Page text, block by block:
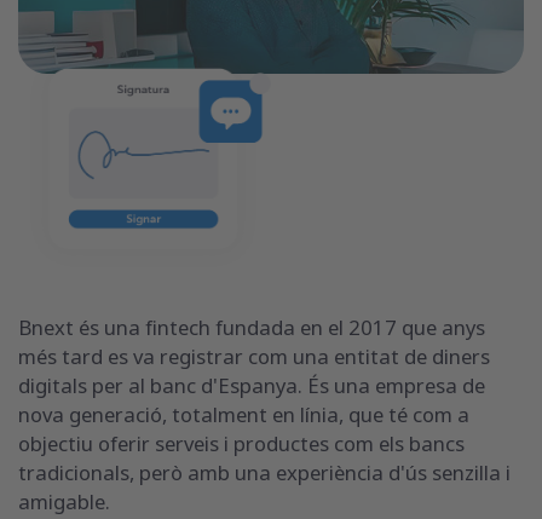
Bnext és una fintech fundada en el 2017 que anys
més tard es va registrar com una entitat de diners
digitals per al banc d'Espanya. És una empresa de
nova generació, totalment en línia, que té com a
objectiu oferir serveis i productes com els bancs
tradicionals, però amb una experiència d'ús senzilla i
amigable.